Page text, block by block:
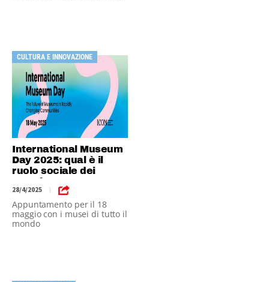
CULTURA E INNOVAZIONE
International Museum
Day 2025: qual è il
ruolo sociale dei
musei?
28/4/2025 |
Appuntamento per il 18
maggio con i musei di tutto il
mondo